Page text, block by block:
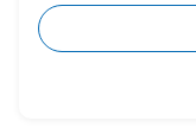
-移行方式検討/本
-移行ツール作成
-移行リハーサル